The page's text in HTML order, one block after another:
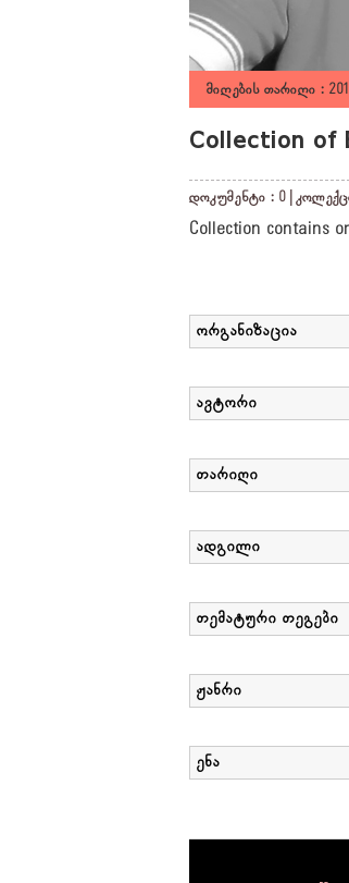
მიღების თარიღი :
Collection of
დოკუმენტი : 0 |
Collection contains
ორგანიზაცია
ავტორი
თარიღი
ადგილი
თემატური თეგები
ჟანრი
ენა